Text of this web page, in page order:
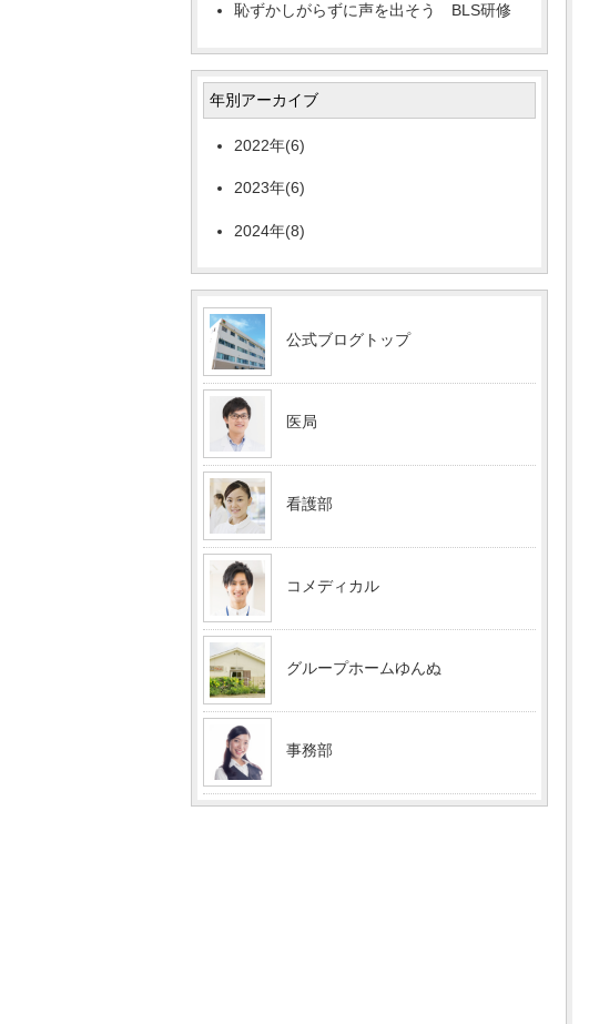
恥ずかしがらずに声を出そう BLS研修
年別アーカイブ
2022年(6)
2023年(6)
2024年(8)
公式ブログトップ
医局
看護部
コメディカル
グループホームゆんぬ
事務部